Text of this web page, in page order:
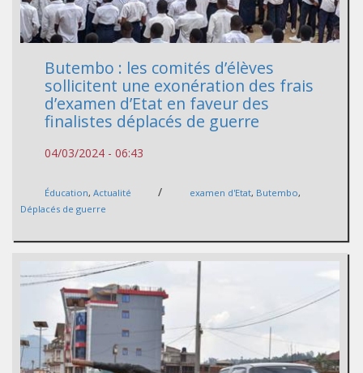
Butembo : les comités d’élèves
sollicitent une exonération des frais
d’examen d’Etat en faveur des
finalistes déplacés de guerre
04/03/2024 - 06:43
Éducation, Actualité / examen d'Etat, Butembo,
Déplacés de guerre